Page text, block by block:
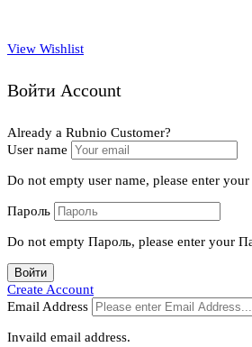
View Wishlist
Войти Account
Already a Rubnio Customer?
User name
Do not empty user name, please enter your
Пароль
Do not empty Пароль, please enter your
Войти
Create Account
Email Address
Invaild email address.